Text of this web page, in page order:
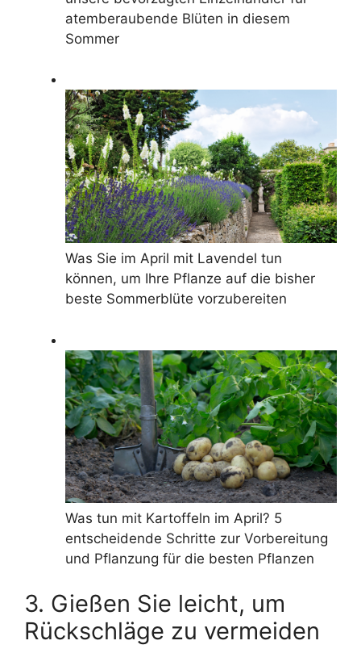
atemberaubende Blüten in diesem
Sommer
Was Sie im April mit Lavendel tun
können, um Ihre Pflanze auf die bisher
beste Sommerblüte vorzubereiten
Was tun mit Kartoffeln im April? 5
entscheidende Schritte zur Vorbereitung
und Pflanzung für die besten Pflanzen
3. Gießen Sie leicht, um
Rückschläge zu vermeiden